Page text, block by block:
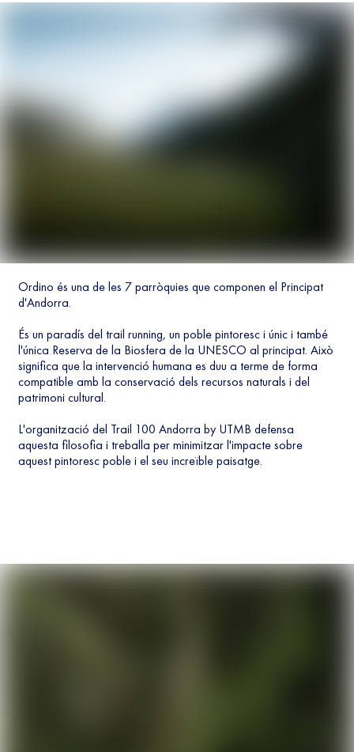
Ordino és una de les 7 parròquies que componen el Principat
d'Andorra.
És un paradís del trail running, un poble pintoresc i únic i també
l'única Reserva de la Biosfera de la UNESCO al principat. Això
significa que la intervenció humana es duu a terme de forma
compatible amb la conservació dels recursos naturals i del
patrimoni cultural.
L'organització del Trail 100 Andorra by UTMB defensa
aquesta filosofia i treballa per minimitzar l'impacte sobre
aquest pintoresc poble i el seu increïble paisatge.